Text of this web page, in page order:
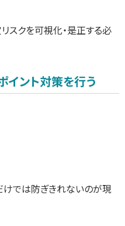
スクを可視化・是正する必
イント対策を行う
けでは防ぎきれないのが現